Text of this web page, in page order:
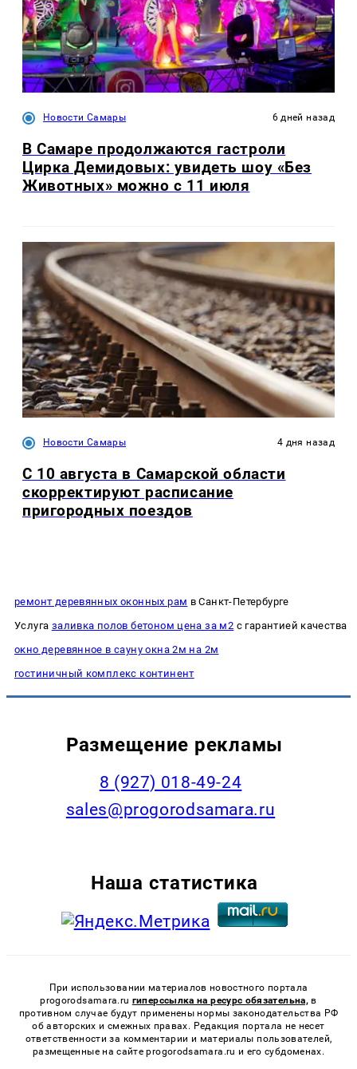
Новости Самары 6 дней назад
В Самаре продолжаются гастроли
Цирка Демидовых: увидеть шоу «Без
Животных» можно с 11 июля
Новости Самары 4 дня назад
С 10 августа в Самарской области
скорректируют расписание
пригородных поездов
ремонт деревянных оконных рам в Санкт-Петербурге
Услуга заливка полов бетоном цена за м2 с гарантией качества
окно деревянное в сауну окна 2м на 2м
гостиничный комплекс континент
Размещение рекламы
8 (927) 018-49-24
sales@progorodsamara.ru
Наша статистика
При использовании материалов новостного портала
progorodsamara.ru гиперссылка на ресурс обязательна, в
противном случае будут применены нормы законодательства РФ
об авторских и смежных правах. Редакция портала не несет
ответственности за комментарии и материалы пользователей,
размещенные на сайте progorodsamara.ru и его субдоменах.